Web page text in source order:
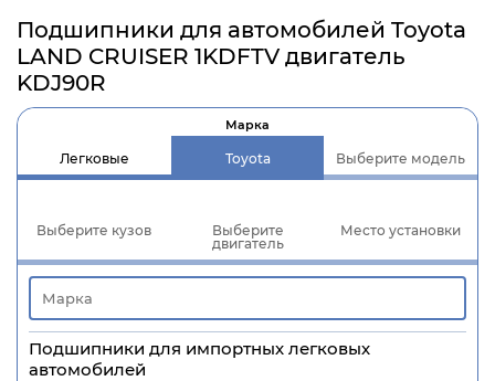
Подшипники для автомобилей Toyota
LAND CRUISER 1KDFTV двигатель
KDJ90R
Легковые
Марка
Toyota Выберите модель
Выберите кузов
Выберите
двигатель
Место установки
Подшипники для импортных легковых
автомобилей